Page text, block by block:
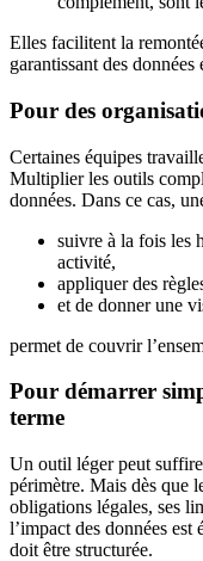
Elles facilitent la
garantissant des
Pour des
Certaines équipes
Multiplier les outils
données. Dans ce cas,
suivre à la fois les
activité,
appliquer des
et de donner une
permet de couvrir
Pour démarrer
terme
Un outil léger peut
périmètre. Mais dès que
obligations légales, ses
l’impact des données
doit être structurée.